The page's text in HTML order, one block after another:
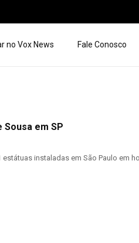
no Vox News Fale Conosco
em SP
instaladas em São Paulo em